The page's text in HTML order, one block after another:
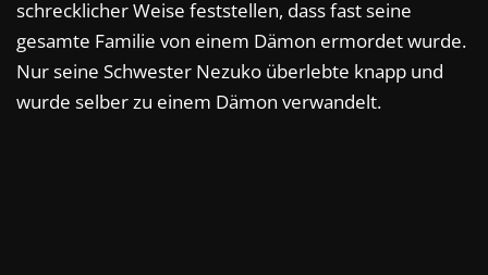
schrecklicher Weise feststellen, dass fast seine
gesamte Familie von einem Dämon ermordet wurde.
Nur seine Schwester Nezuko überlebte knapp und
wurde selber zu einem Dämon verwandelt.